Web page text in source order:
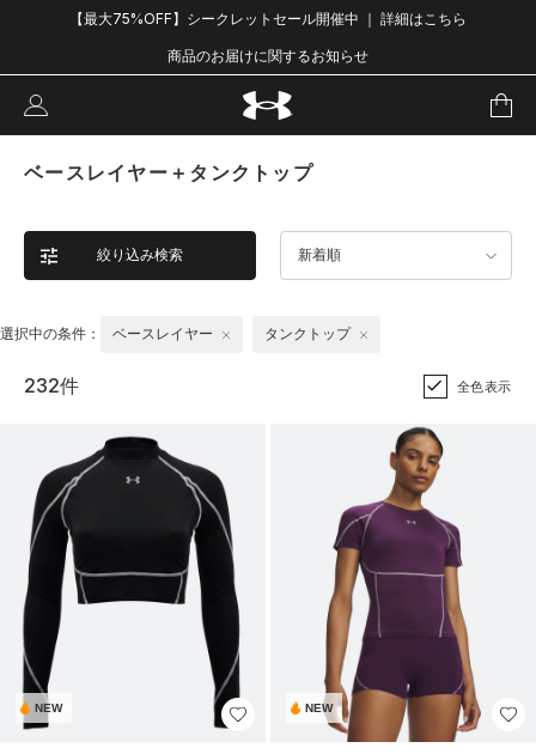
【最大75%OFF】シークレットセール開催中 ｜ 詳細はこちら
商品のお届けに関するお知らせ
ベースレイヤー＋タンクトップ
絞り込み検索 新着順
選択中の条件： ベースレイヤー タンクトップ
232件 全色表示
NEW NEW